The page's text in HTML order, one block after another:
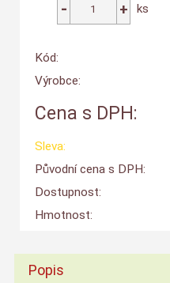
ks
Kód:
Výrobce:
Cena s DPH:
Sleva:
Původní cena s DPH:
Dostupnost:
Hmotnost:
Popis